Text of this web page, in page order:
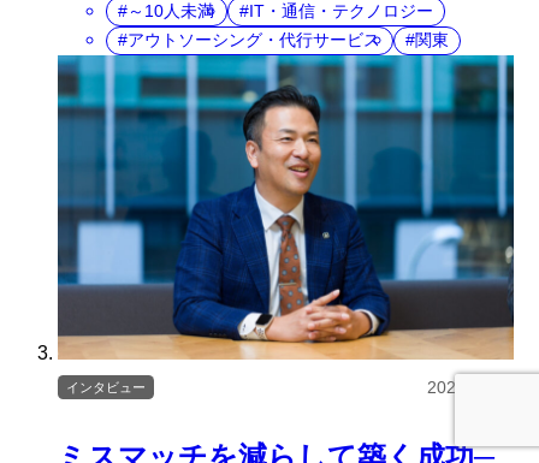
～10人未満
IT・通信・テクノロジー
アウトソーシング・代行サービス
関東
インタビュー 2025/04/18